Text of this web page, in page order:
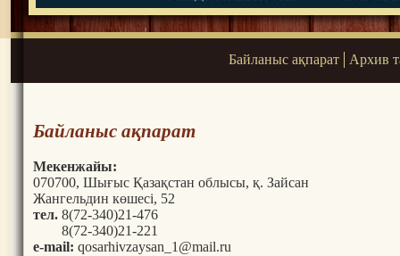
Байланыс ақпарат Архив
Байланыс ақпарат
Мекенжайы:
070700, Шығыс Қазақстан облысы, қ. Зайсан
Жангельдин көшесі, 52
тел. 8(72-340)21-476
8(72-340)21-221
e-mail: qosarhivzaysan_1@mail.ru